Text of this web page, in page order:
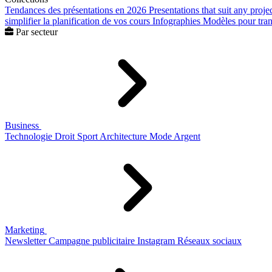
Tendances des présentations en 2026 Presentations that suit any
simplifier la planification de vos cours Infographies Modèles pour
Par secteur
Business
Technologie Droit Sport Architecture Mode Argent
Marketing
Newsletter Campagne publicitaire Instagram Réseaux sociaux